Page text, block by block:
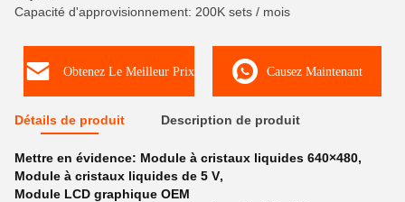
Capacité d'approvisionnement: 200K sets / mois
Obtenez Le Meilleur Prix Causez Maintenant
Détails de produit Description de produit
Mettre en évidence: Module à cristaux liquides 640×480,
Module à cristaux liquides de 5 V,
Module LCD graphique OEM